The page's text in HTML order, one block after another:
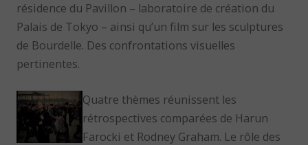
résidence du Pavillon – laboratoire de création du
Palais de Tokyo – ainsi qu’un film sur les sculptures
de Bourdelle. Des confrontations visuelles
pertinentes.
Quatre thèmes réunissent les
rétrospectives comparées de Harun
Farocki et Rodney Graham. Le rôle des